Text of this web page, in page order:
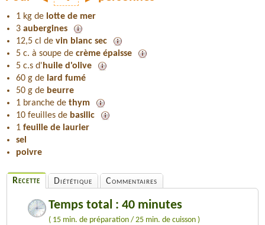
1 kg de lotte de mer
3 aubergines
12,5 cl de vin blanc sec
5 c. à soupe de crème épaisse
5 c.s d' huile d'olive
60 g de lard fumé
50 g de beurre
1 branche de thym
10 feuilles de basilic
1 feuille de laurier
sel
poivre
Recette Diététique Commentaires
Temps total : 40 minutes
( 15 min. de préparation / 25 min. de cuisson )